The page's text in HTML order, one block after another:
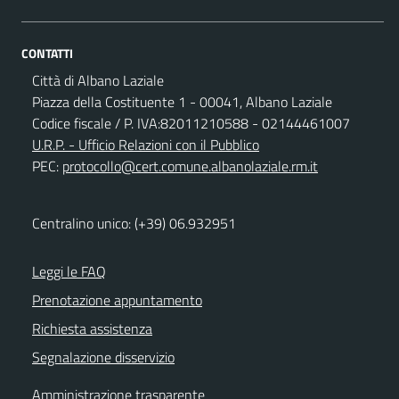
CONTATTI
Città di Albano Laziale
Piazza della Costituente 1 - 00041, Albano Laziale
Codice fiscale / P. IVA:82011210588 - 02144461007
U.R.P. - Ufficio Relazioni con il Pubblico
PEC: protocollo@cert.comune.albanolaziale.rm.it
Centralino unico: (+39) 06.932951
Leggi le FAQ
Prenotazione appuntamento
Richiesta assistenza
Segnalazione disservizio
Amministrazione trasparente